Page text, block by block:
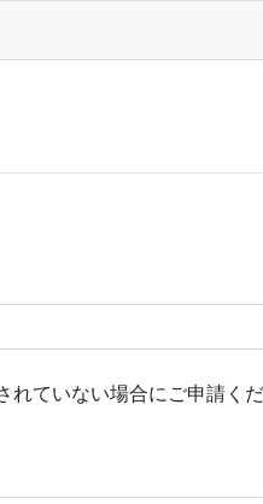
れていない場合にご申請く